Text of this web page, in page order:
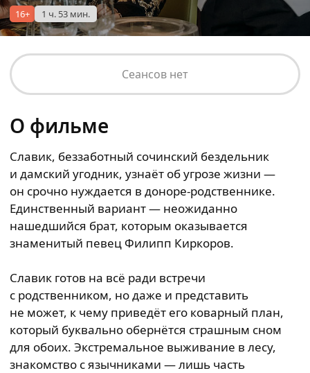
16+ 1 ч. 53 мин.
Сеансов нет
О фильме
Славик, беззаботный сочинский бездельник
и дамский угодник, узнаёт об угрозе жизни —
он срочно нуждается в доноре-родственнике.
Единственный вариант — неожиданно
нашедшийся брат, которым оказывается
знаменитый певец Филипп Киркоров.
Славик готов на всё ради встречи
с родственником, но даже и представить
не может, к чему приведёт его коварный план,
который буквально обернётся страшным сном
для обоих. Экстремальное выживание в лесу,
знакомство с язычниками — лишь часть